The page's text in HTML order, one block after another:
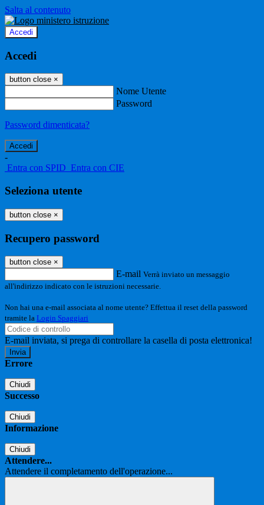
Salta al contenuto
Accedi
Accedi
button close ×
Nome Utente
Password
Password dimenticata?
-
Entra con SPID Entra con CIE
Seleziona utente
button close ×
Recupero password
button close ×
E-mail Verrà inviato un messaggio
all'indirizzo indicato con le istruzioni necessarie.
Non hai una e-mail associata al nome utente? Effettua il reset della password
tramite la Login Spaggiari
E-mail inviata, si prega di controllare la casella di posta elettronica!
Errore
Chiudi
Successo
Chiudi
Informazione
Chiudi
Attendere...
Attendere il completamento dell'operazione...